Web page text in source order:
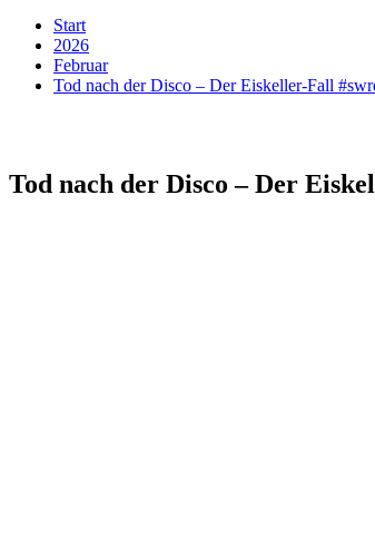
Start
2026
Februar
Tod nach der Disco – Der Eiskeller-Fall
Tod nach der Disco – Der